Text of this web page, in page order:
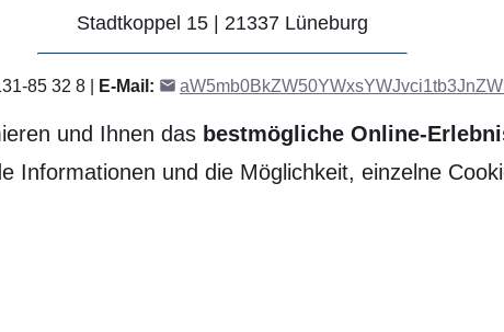
Stadtkoppel 15 | 21337 Lüneburg
85 32 8 | E-Mail:
und Ihnen das bestmögliche Online-
Informationen und die Möglichkeit, einzelne